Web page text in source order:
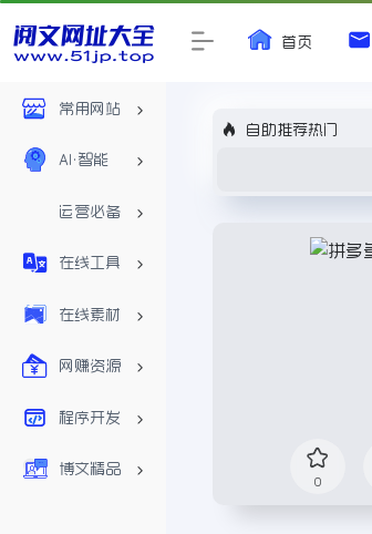
常用网站
AI•智能
运营必备
在线工具
在线素材
网赚资源
程序开发
博文精品
首页
自助推荐热门
0